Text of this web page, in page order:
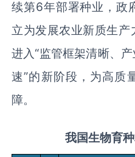
续第6年部署种业，政
立为发展农业新质生
进入“监管框架清晰、
速”的新阶段，为高质
障。
我国生物育